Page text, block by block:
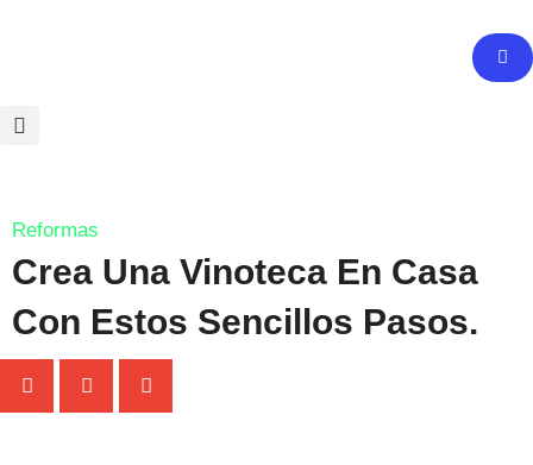
Reformas
Crea Una Vinoteca En Casa
Con Estos Sencillos Pasos.